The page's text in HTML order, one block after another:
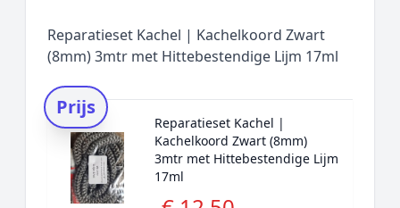
Reparatieset Kachel | Kachelkoord Zwart
(8mm) 3mtr met Hittebestendige Lijm 17ml
Prijs
Reparatieset Kachel |
Kachelkoord Zwart (8mm)
3mtr met Hittebestendige Lijm
17ml